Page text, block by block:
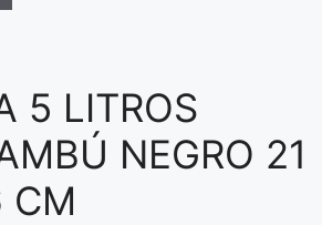
5 LITROS
NEGRO 21
CM